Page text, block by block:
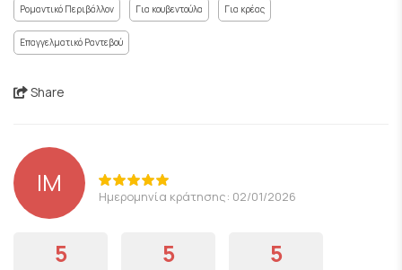
Ρομαντικό Περιβάλλον Για κουβεντούλα Για κρέας
Επαγγελματικό Ραντεβού
Share
IM Ημερομηνία κράτησης: 02/01/2026
5 5 5